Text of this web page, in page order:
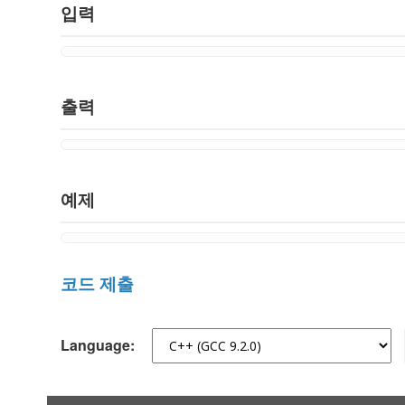
입력
출력
예제
코드 제출
Language: